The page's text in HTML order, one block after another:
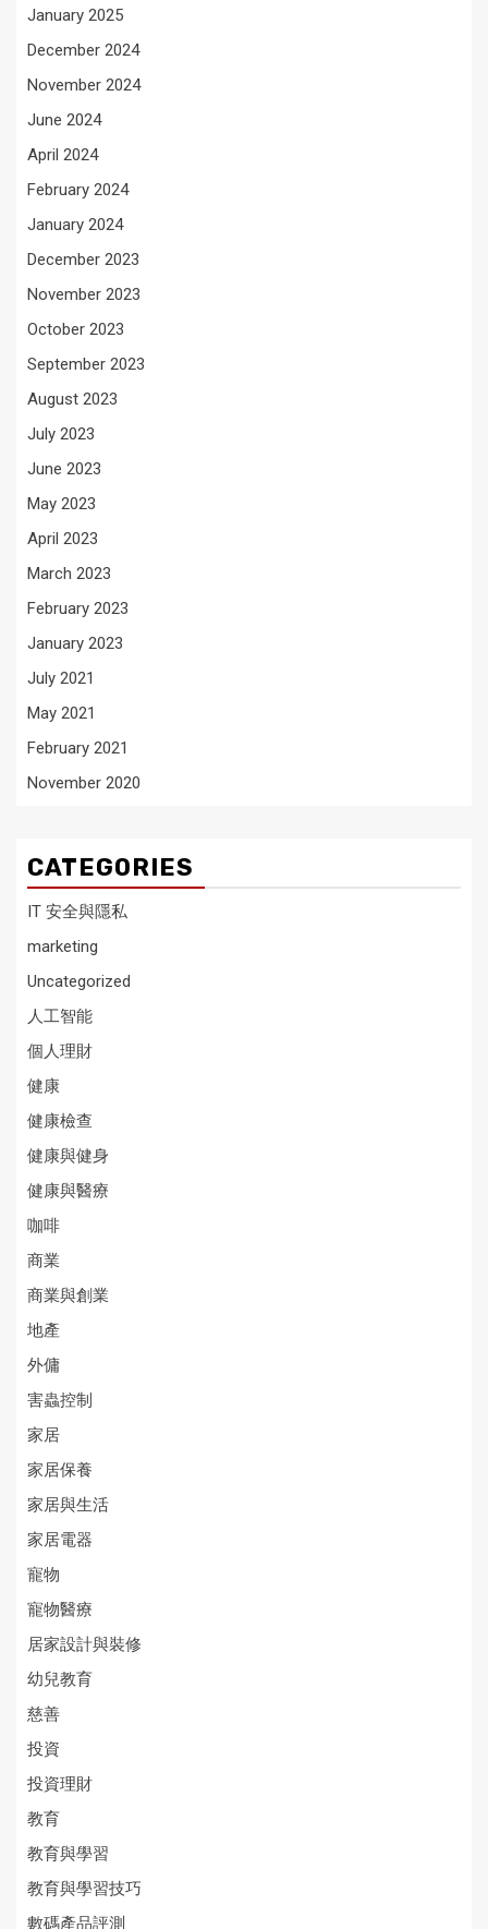
January 2025
December 2024
November 2024
June 2024
April 2024
February 2024
January 2024
December 2023
November 2023
October 2023
September 2023
August 2023
July 2023
June 2023
May 2023
April 2023
March 2023
February 2023
January 2023
July 2021
May 2021
February 2021
November 2020
CATEGORIES
IT 安全與隱私
marketing
Uncategorized
人工智能
個人理財
健康
健康檢查
健康與健身
健康與醫療
咖啡
商業
商業與創業
地產
外傭
害蟲控制
家居
家居保養
家居與生活
家居電器
寵物
寵物醫療
居家設計與裝修
幼兒教育
慈善
投資
投資理財
教育
教育與學習
教育與學習技巧
數碼產品評測